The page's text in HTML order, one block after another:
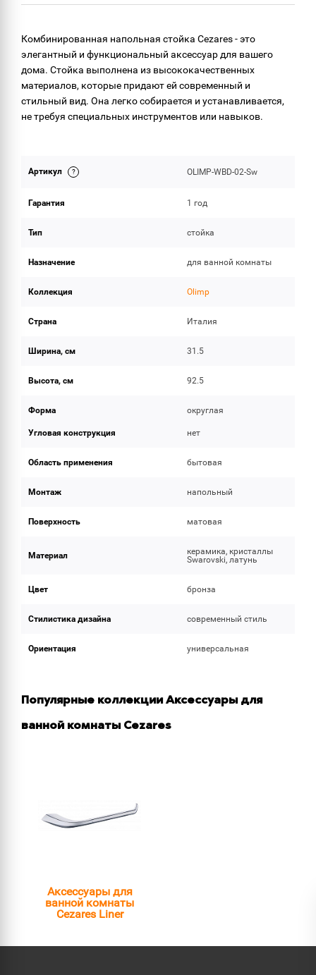
Комбинированная напольная стойка Cezares - это
элегантный и функциональный аксессуар для вашего
дома. Стойка выполнена из высококачественных
материалов, которые придают ей современный и
стильный вид. Она легко собирается и устанавливается,
не требуя специальных инструментов или навыков.
Артикул OLIMP-WBD-02-Sw
Гарантия 1 год
Тип стойка
Назначение для ванной комнаты
Коллекция Olimp
Страна Италия
Ширина, см 31.5
Высота, см 92.5
Форма округлая
Угловая конструкция нет
Область применения бытовая
Монтаж напольный
Поверхность матовая
Материал
керамика, кристаллы
Swarovski, латунь
Цвет бронза
Стилистика дизайна современный стиль
Ориентация универсальная
Популярные коллекции Аксессуары для
ванной комнаты Cezares
Аксессуары для
ванной комнаты
Cezares Liner